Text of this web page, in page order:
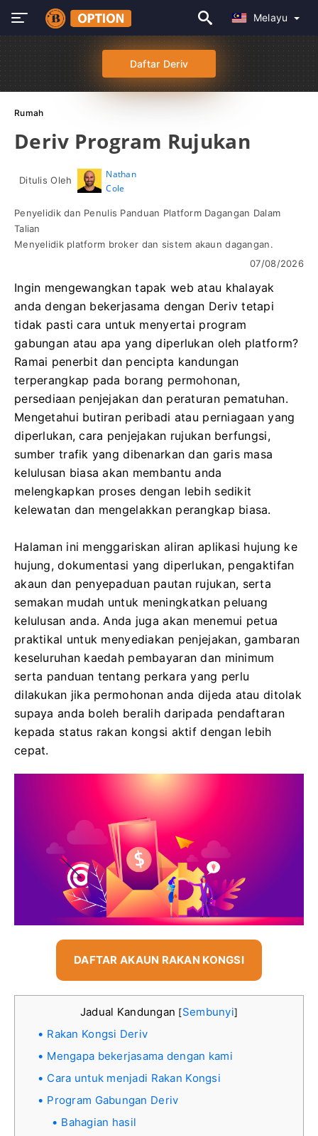
Melayu
Daftar Deriv
Rumah
Deriv Program Rujukan
Ditulis Oleh
Nathan
Cole
Penyelidik dan Penulis Panduan Platform Dagangan Dalam
Talian
Menyelidik platform broker dan sistem akaun dagangan.
07/08/2026
Ingin mengewangkan tapak web atau khalayak
anda dengan bekerjasama dengan Deriv tetapi
tidak pasti cara untuk menyertai program
gabungan atau apa yang diperlukan oleh platform?
Ramai penerbit dan pencipta kandungan
terperangkap pada borang permohonan,
persediaan penjejakan dan peraturan pematuhan.
Mengetahui butiran peribadi atau perniagaan yang
diperlukan, cara penjejakan rujukan berfungsi,
sumber trafik yang dibenarkan dan garis masa
kelulusan biasa akan membantu anda
melengkapkan proses dengan lebih sedikit
kelewatan dan mengelakkan perangkap biasa.
Halaman ini menggariskan aliran aplikasi hujung ke
hujung, dokumentasi yang diperlukan, pengaktifan
akaun dan penyepaduan pautan rujukan, serta
semakan mudah untuk meningkatkan peluang
kelulusan anda. Anda juga akan menemui petua
praktikal untuk menyediakan penjejakan, gambaran
keseluruhan kaedah pembayaran dan minimum
serta panduan tentang perkara yang perlu
dilakukan jika permohonan anda dijeda atau ditolak
supaya anda boleh beralih daripada pendaftaran
kepada status rakan kongsi aktif dengan lebih
cepat.
DAFTAR AKAUN RAKAN KONGSI
Jadual Kandungan [Sembunyi]
Rakan Kongsi Deriv
Mengapa bekerjasama dengan kami
Cara untuk menjadi Rakan Kongsi
Program Gabungan Deriv
Bahagian hasil